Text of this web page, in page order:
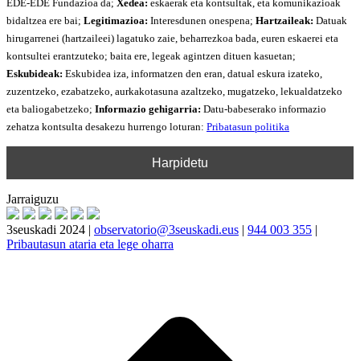
EDE-EDE Fundazioa da; Xedea: eskaerak eta kontsultak, eta komunikazioak
bidaltzea ere bai; Legitimazioa: Interesdunen onespena; Hartzaileak: Datuak
hirugarrenei (hartzaileei) lagatuko zaie, beharrezkoa bada, euren eskaerei eta
kontsultei erantzuteko; baita ere, legeak agintzen dituen kasuetan;
Eskubideak: Eskubidea iza, informatzen den eran, datual eskura izateko,
zuzentzeko, ezabatzeko, aurkakotasuna azaltzeko, mugatzeko, lekualdatzeko
eta baliogabetzeko; Informazio gehigarria: Datu-babeserako informazio
zehatza kontsulta desakezu hurrengo loturan: Pribatasun politika
Jarraiguzu
3seuskadi 2024 | observatorio@3seuskadi.eus | 944 003 355 |
Pribautasun ataria eta lege oharra